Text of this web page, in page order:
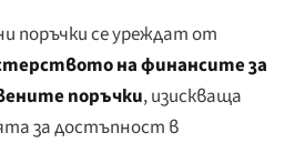
поръчки се уреждат от
на финансите за
поръчки, изискваща
за достъпност в